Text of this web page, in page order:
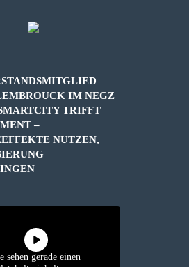
IM NEGZ
TRIFFT
–
NUTZEN,
sehen gerade einen